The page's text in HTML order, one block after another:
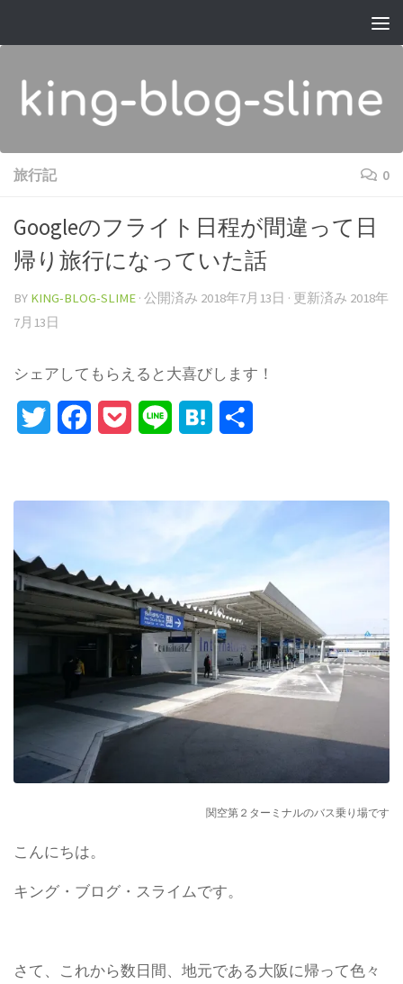
旅行記 0
Googleのフライト日程が間違って日
帰り旅行になっていた話
BY KING-BLOG-SLIME · 公開済み 2018年7月13日 · 更新済み 2018年
7月13日
シェアしてもらえると大喜びします！
Twitter FacebookPocket Line Hatena
関空第２ターミナルのバス乗り場です
こんにちは。
キング・ブログ・スライムです。
さて、これから数日間、地元である大阪に帰って色々